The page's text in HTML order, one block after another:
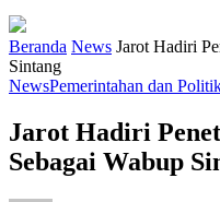
Beranda News Jarot Hadiri
Sintang
NewsPemerintahan dan
Jarot Hadiri
Sebagai Wabup